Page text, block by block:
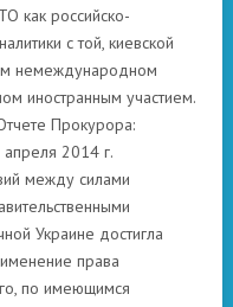
как российско-
с той, киевской
немеждународном
иностранным участием.
Прокурора:
2014 г.
между силами
Украине достигла
права
по имеющимся